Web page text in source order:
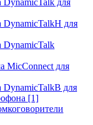
DynamicTalk для
DynamicTalkH для
DynamicTalk
MicConnect для
DynamicTalkB для
[1]